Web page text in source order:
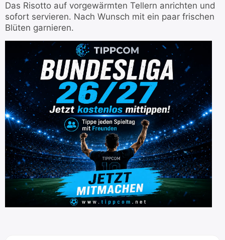
Das Risotto auf vorgewärmten Tellern anrichten und
sofort servieren. Nach Wunsch mit ein paar frischen
Blüten garnieren.